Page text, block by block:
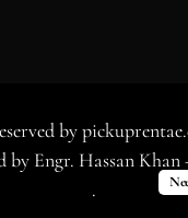
by
by Engr. Hassan Khan
.